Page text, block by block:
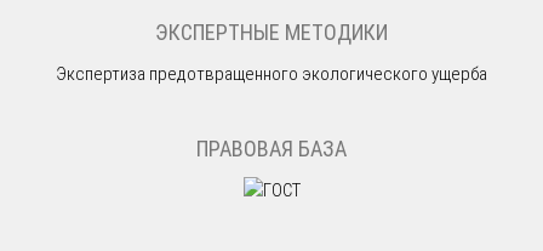
ЭКСПЕРТНЫЕ МЕТОДИКИ
Экспертиза предотвращенного экологического ущерба
ПРАВОВАЯ БАЗА